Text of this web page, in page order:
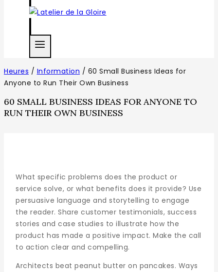
Heures / Information / 60 Small Business Ideas for
Anyone to Run Their Own Business
60 SMALL BUSINESS IDEAS FOR ANYONE TO
RUN THEIR OWN BUSINESS
What specific problems does the product or
service solve, or what benefits does it provide? Use
persuasive language and storytelling to engage
the reader. Share customer testimonials, success
stories and case studies to illustrate how the
product has made a positive impact. Make the call
to action clear and compelling.
Architects beat peanut butter on pancakes. Ways